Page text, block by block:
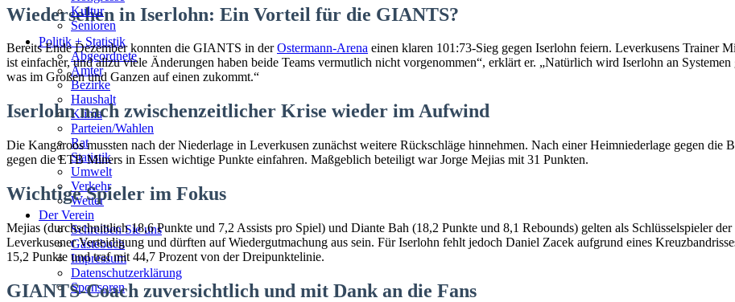
Kultur
Senioren
Stadtführer
Straßen
Politik + Statistik
Abgeordnete
Ämter
Bezirke
Haushalt
Klima
Parteien/Wahlen
Rat
Statistik
Umwelt
Verkehr
Wetter
Der Verein
Schreiben Sie uns
Gästebuch
Impressum
Datenschutzerklärung
Sponsoren
Wiedersehen in Iserlohn: Ein Vorteil für die GIANTS?
Bereits Ende Dezember konnten die GIANTS in derOstermann-Arena einen klaren 101:73-Sieg gegen Iserlohn feiern. Leverkusens Trainer
ist einfacher, und allzu viele Änderungen haben beide Teams vermutlich nicht vorgenommen“, erklärt er. „Natürlich wird Iserlohn an
was im Großen und Ganzen auf einen zukommt.“
Iserlohn nach zwischenzeitlicher Krise wieder im Aufwind
Die Kangaroos mussten nach der Niederlage in Leverkusen zunächst weitere Rückschläge hinnehmen. Nach einer Heimniederlage gegen
gegen die ETB Miners in Essen wichtige Punkte einfahren. Maßgeblich beteiligt war Jorge Mejias mit 31 Punkten.
Wichtige Spieler im Fokus
Mejias (durchschnittlich 18,6 Punkte und 7,2 Assists pro Spiel) und Diante Bah (18,2 Punkte und 8,1 Rebounds) gelten als Schlüsselspieler
Leverkusener Verteidigung und dürften auf Wiedergutmachung aus sein. Für Iserlohn fehlt jedoch Daniel Zacek aufgrund eines
15,2 Punkte und traf mit 44,7 Prozent von der Dreipunktelinie.
GIANTS-Coach zuversichtlich und mit Dank an die Fans